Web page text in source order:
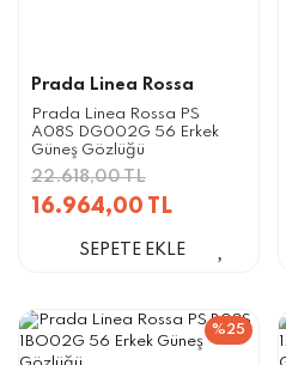
Prada Linea Rossa
Prada Linea Rossa PS
A08S DG002G 56 Erkek
Güneş Gözlüğü
22.618,00 TL
16.964,00 TL
SEPETE EKLE
%25